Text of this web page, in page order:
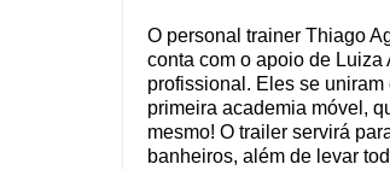
O personal trainer Thiago
conta com o apoio de
profissional. Eles se
primeira academia móvel,
mesmo! O trailer servirá
banheiros, além de levar